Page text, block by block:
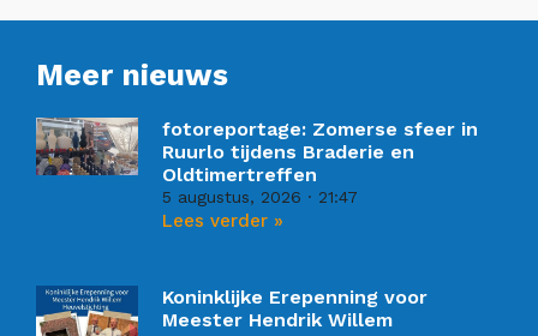
Meer nieuws
fotoreportage: Zomerse sfeer in
Ruurlo tijdens Braderie en
Oldtimertreffen
5 augustus, 2026 21:47
Lees verder »
Koninklijke Erepenning voor
Meester Hendrik Willem